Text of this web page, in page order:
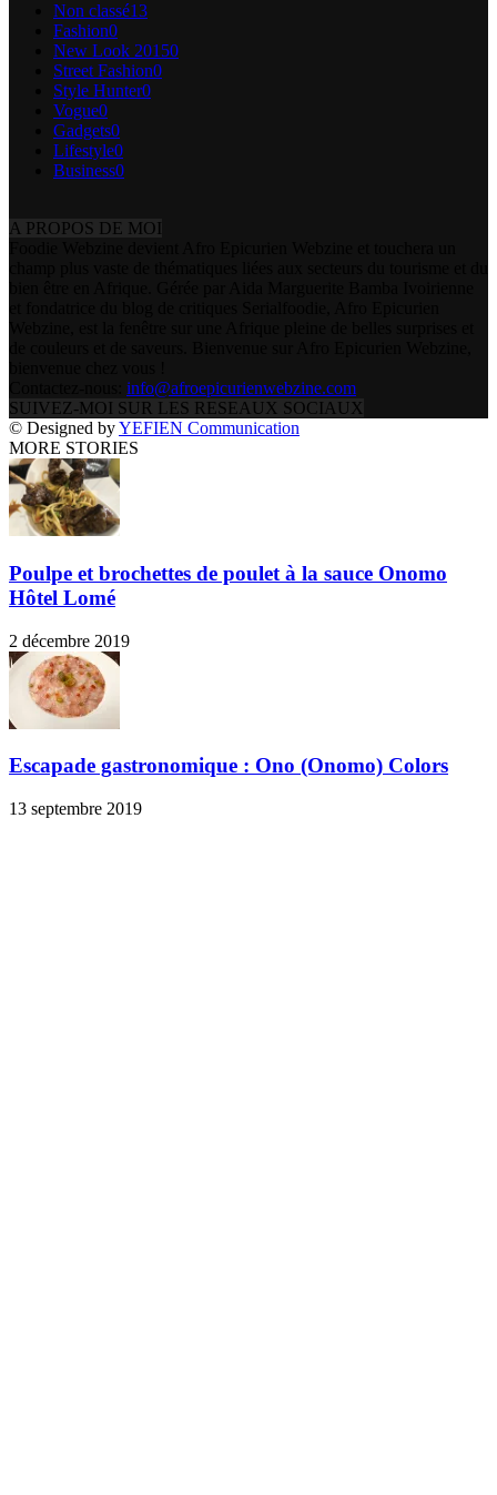
Non classé13
Fashion0
New Look 20150
Street Fashion0
Style Hunter0
Vogue0
Gadgets0
Lifestyle0
Business0
A PROPOS DE MOI
info@afroepicurienwebzine.com
SUIVEZ-MOI SUR LES RESEAUX SOCIAUX
© Designed byYEFIEN Communication
MORE STORIES
Poulpe et brochettes de poulet à la sauce Onomo
Hôtel Lomé
2 décembre 2019
Escapade gastronomique : Ono (Onomo) Colors
13 septembre 2019